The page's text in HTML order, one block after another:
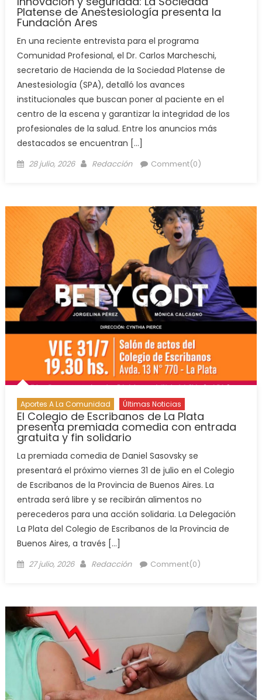
Platense de Anestesiología presenta la
Fundación Ares
En una reciente entrevista para el programa
Comunidad Profesional, el Dr. Carlos Marcheschi,
secretario de Hacienda de la Sociedad Platense de
Anestesiología (SPA), detalló los avances
institucionales que buscan poner al paciente en el
centro de la escena y garantizar la integridad de los
profesionales de la salud. Entre los anuncios más
destacados se encuentran […]
28 julio, 2026 Redacción Comment(0)
Aportes A La Comunidad Últimas Noticias
El Colegio de Escribanos de La Plata
presenta premiada comedia con entrada
gratuita y fin solidario
La premiada comedia de Daniel Sasovsky se
presentará el próximo viernes 31 de julio en el Colegio
de Escribanos de la Provincia de Buenos Aires. La
entrada será libre y se recibirán alimentos no
perecederos para una acción solidaria. La Delegación
La Plata del Colegio de Escribanos de la Provincia de
Buenos Aires, a través […]
27 julio, 2026 Redacción Comment(0)